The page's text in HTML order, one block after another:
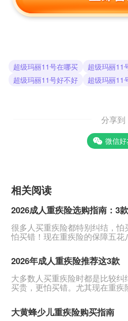
超级玛丽11号在哪买
超级玛丽11
超级玛丽11号好不好
超级玛丽11
分享到
微信
相关阅读
很多人买重疾险都特别纠结，怕
怕买错！现在重疾险的保障五花
专门对比整理了2026年市面上口
比都靠前的3款成人重疾险，不管
有限、身体健康，还是身体有点
不好投保，都能从中挑到合适的
一、君龙超级玛丽16号Pro：普通
重疾险里的性价比王
2026年成人重疾险推荐这3款
大多数人买重疾险时都是比较纠
买贵，更怕买错。尤其现在重疾
比整理，给大家挑出成人重疾险
的3款产品，适合各种预算、不同
大黄蜂少儿重疾险购买指南